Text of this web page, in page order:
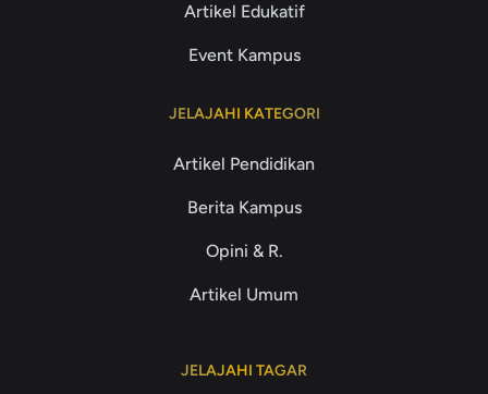
Artikel Edukatif
Event Kampus
JELAJAHI KATEGORI
Artikel Pendidikan
Berita Kampus
Opini & R.
Artikel Umum
JELAJAHI TAGAR